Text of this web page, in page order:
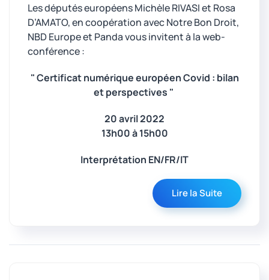
Les députés européens Michèle RIVASI et Rosa
D’AMATO, en coopération avec Notre Bon Droit,
NBD Europe et Panda vous invitent à la web-
conférence :
" Certificat numérique européen Covid : bilan
et perspectives "
20 avril 2022
13h00 à 15h00
Interprétation EN/FR/IT
Lire la Suite